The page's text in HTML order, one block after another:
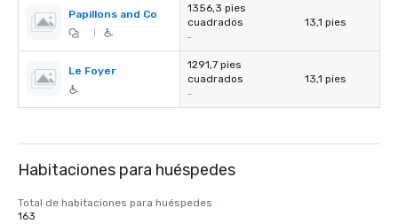
Papillons and Co
1356,3 pies
cuadrados
-
13,1 pies
Le Foyer
1291,7 pies
cuadrados
-
13,1 pies
Habitaciones para huéspedes
Total de habitaciones para huéspedes
163